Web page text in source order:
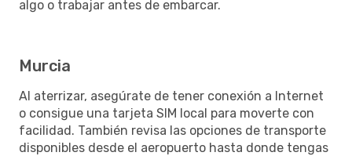
algo o trabajar antes de embarcar.
Murcia
Al aterrizar, asegúrate de tener conexión a Internet
o consigue una tarjeta SIM local para moverte con
facilidad. También revisa las opciones de transporte
disponibles desde el aeropuerto hasta donde tengas